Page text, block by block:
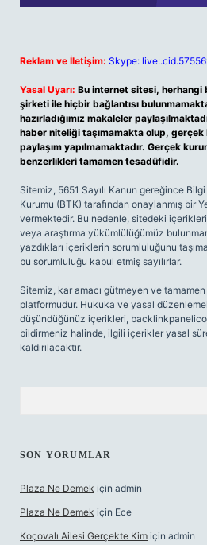
Reklam ve İletişim: Skype:
Yasal Uyarı: Bu internet sitesi, herhangi
şirketi ile hiçbir bağlantısı
hazırladığımız makaleler
haber niteliği taşımamakta olup, gerçek
paylaşım yapılmamaktadır. Gerçek
benzerlikleri tamamen tesadüfidir.
Sitemiz, 5651 Sayılı Kanun gereğince
Kurumu (BTK) tarafından onaylanmış bir
vermektedir. Bu nedenle, sitedeki
veya araştırma yükümlülüğümüz
yazdıkları içeriklerin sorumluluğunu
bu sorumluluğu kabul etmiş sayılırlar.
Sitemiz, kar amacı gütmeyen ve
platformudur. Hukuka ve yasal
düşündüğünüz içerikleri,
bildirmeniz halinde, ilgili içerikler yasal
kaldırılacaktır.
SON YORUMLAR
Plaza Ne Demek için admin
Plaza Ne Demek için Ece
Koçovalı Ailesi Gerçekte Kim için admin